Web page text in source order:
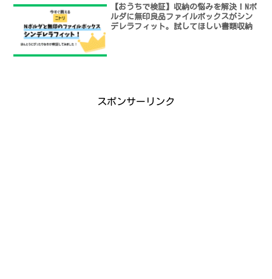
【おうちで検証】収納の悩みを解決！Nポ
ルダに無印良品ファイルボックスがシン
デレラフィット。試してほしい書類収納
スポンサーリンク